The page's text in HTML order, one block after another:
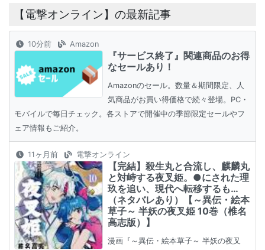
【電撃オンライン】の最新記事
10分前 Amazon
『サービス終了』関連商品のお得
なセールあり！
Amazonのセール。数量＆期間限定、人
気商品がお買い得価格で続々登場。PC・
モバイルで毎日チェック。各ストアで開催中の季節限定セールやフ
ェア情報もご紹介。
11ヶ月前 電撃オンライン
【完結】殺生丸と合流し、麒麟丸
と対峙する夜叉姫。●にされた理
玖を追い、現代へ転移するも…
（ネタバレあり）【～異伝・絵本
草子～ 半妖の夜叉姫 10巻（椎名
高志版）】
漫画『～異伝・絵本草子～ 半妖の夜叉